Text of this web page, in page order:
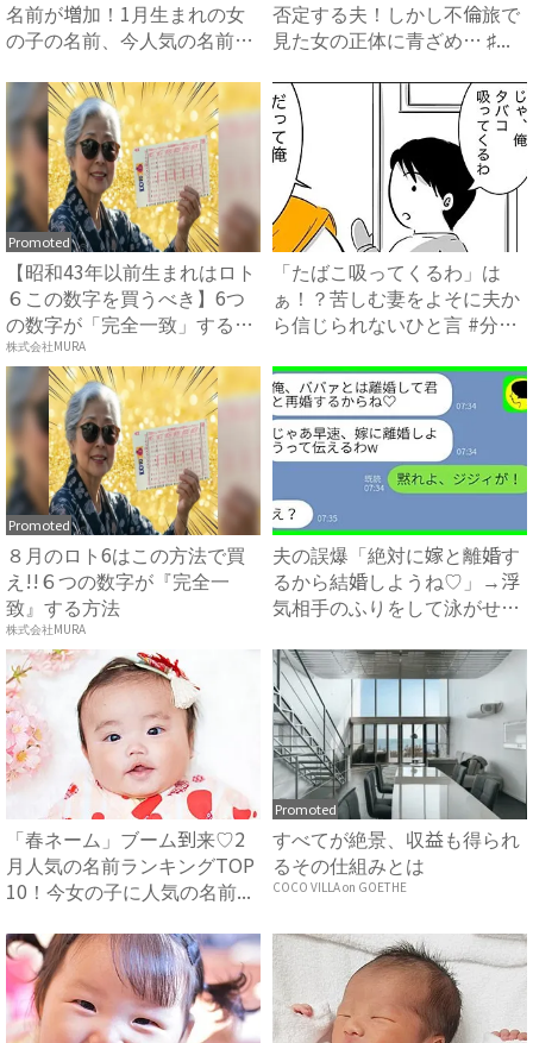
名前が増加！1月生まれの女
の子の名前、今人気の名前
否定する夫！しかし不倫旅で
見た女の正体に青ざめ… ♯...
Promoted
【昭和43年以前生まれはロト
６この数字を買うべき】6つ
の数字が「完全一致」する
方...
株式会社MURA
「たばこ吸ってくるわ」は
ぁ！？苦しむ妻をよそに夫か
ら信じられないひと言 #分娩
Promoted
８月のロト6はこの方法で買
え!!６つの数字が『完全一
致』する方法
株式会社MURA
夫の誤爆「絶対に嫁と離婚す
るから結婚しようね♡」→浮
気相手のふりをして泳がせて
「春ネーム」ブーム到来♡2
月人気の名前ランキングTOP
10！今女の子に人気の名前...
Promoted
すべてが絶景、収益も得られ
るその仕組みとは
COCO VILLA on GOETHE